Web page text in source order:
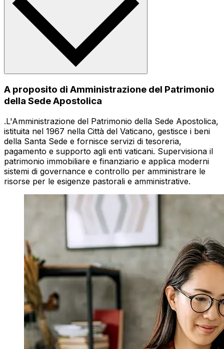
A proposito di Amministrazione del Patrimonio
della Sede Apostolica
.L'Amministrazione del Patrimonio della Sede Apostolica,
istituita nel 1967 nella Città del Vaticano, gestisce i beni
della Santa Sede e fornisce servizi di tesoreria,
pagamento e supporto agli enti vaticani. Supervisiona il
patrimonio immobiliare e finanziario e applica moderni
sistemi di governance e controllo per amministrare le
risorse per le esigenze pastorali e amministrative.